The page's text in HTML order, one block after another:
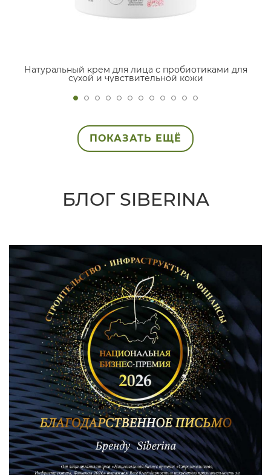
Натуральный крем для лица с пробиотиками для
сухой и чувствительной кожи
ПОКАЗАТЬ ЕЩЁ
БЛОГ SIBERINA